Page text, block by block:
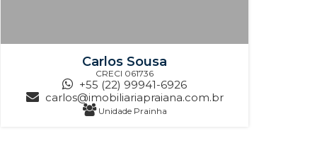
Carlos Sousa
CRECI 061736
+55 (22) 99941-6926
carlos@imobiliariapraiana.com.br
Unidade Prainha